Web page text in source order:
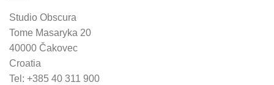
Studio Obscura
Tome Masaryka 20
40000 Čakovec
Croatia
Tel: +385 40 311 900